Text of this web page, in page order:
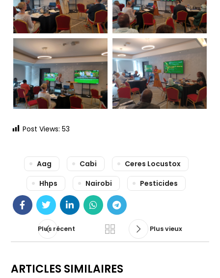
Post Views: 53
Aag Cabi
Ceres Locustox
Hhps
Nairobi Pesticides
Plus récent Plus vieux
ARTICLES SIMILAIRES